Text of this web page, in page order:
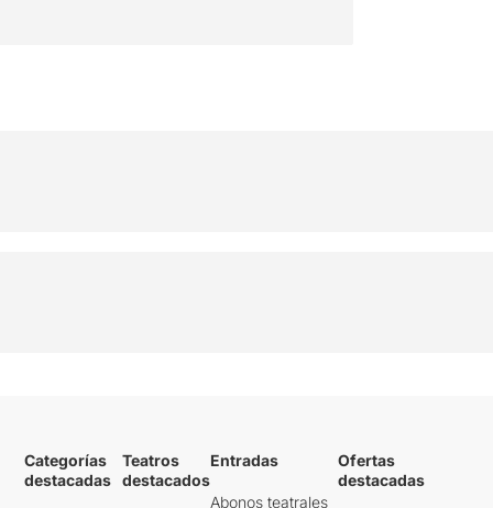
Categorías
destacadas
Teatros
destacados
Entradas
Abonos teatrales
Ofertas
destacadas